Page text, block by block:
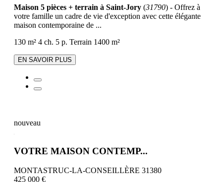
Maison 5 pièces + terrain à Saint-Jory (31790) - Offrez à
votre famille un cadre de vie d'exception avec cette élégante
maison contemporaine de ...
130 m² 4 ch. 5 p. Terrain 1400 m²
EN SAVOIR PLUS
nouveau
VOTRE MAISON CONTEMP...
MONTASTRUC-LA-CONSEILLÈRE 31380
425 000 €